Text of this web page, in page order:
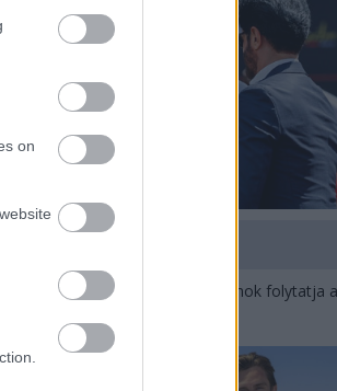
on
Újabb korábbi F2-es bajnok folytatja